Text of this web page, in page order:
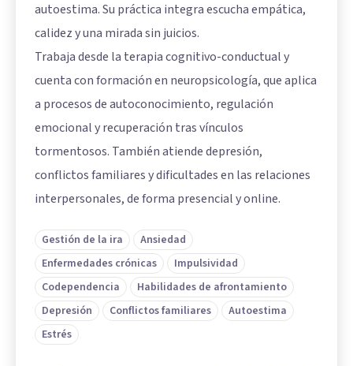
autoestima. Su práctica integra escucha empática,
calidez y una mirada sin juicios.
Trabaja desde la terapia cognitivo-conductual y
cuenta con formación en neuropsicología, que aplica
a procesos de autoconocimiento, regulación
emocional y recuperación tras vínculos
tormentosos. También atiende depresión,
conflictos familiares y dificultades en las relaciones
interpersonales, de forma presencial y online.
Gestión de la ira
Ansiedad
Enfermedades crónicas
Impulsividad
Codependencia
Habilidades de afrontamiento
Depresión
Conflictos familiares
Autoestima
Estrés